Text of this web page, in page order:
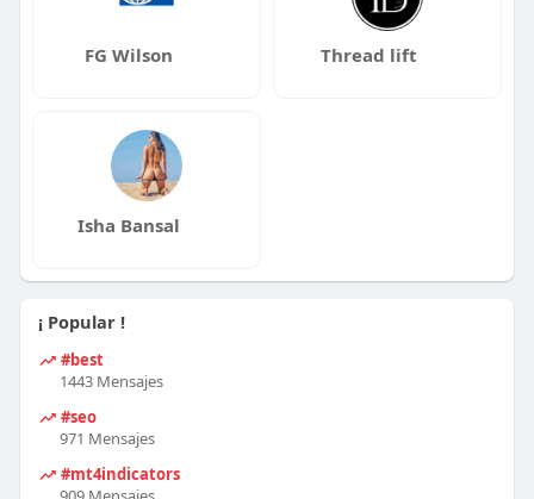
FG Wilson Thread lift
Isha Bansal
¡ Popular !
#best
1443 Mensajes
#seo
971 Mensajes
#mt4indicators